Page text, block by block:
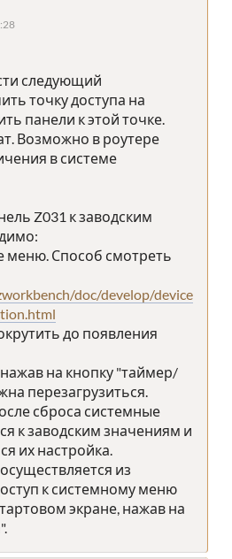
следующий
точку доступа на
панели к этой точке.
Возможно в роутере
в системе
Z031 к заводским
меню. Способ смотреть
doc/develop/device
до появления
на кнопку "таймер/
перезагрузиться.
сброса системные
к заводским значениям и
их настройка.
из
к системному меню
экране, нажав на